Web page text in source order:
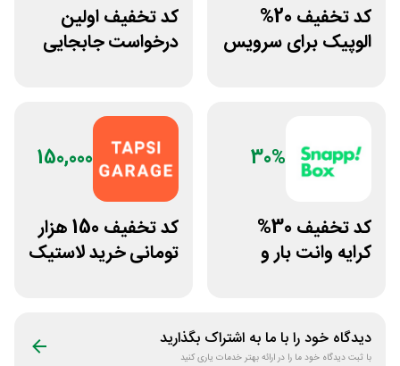
کد تخفیف 20%
الوپیک برای سرویس
کد تخفیف اولین
درخواست جابجایی
30%
کد تخفیف 30%
کرایه وانت بار و
150,000
کد تخفیف 150 هزار
تومانی خرید لاستیک
دیدگاه خود را با ما به اشتراک بگذارید
با ثبت دیدگاه خود ما را در ارائه بهتر خدمات یاری کنید